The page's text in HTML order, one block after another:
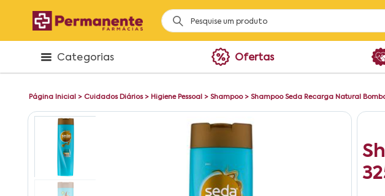
Categorias Ofertas
Página Inicial > Cuidados Diários> Higiene Pessoal > Shampoo> Shampoo Seda Recarga Natural